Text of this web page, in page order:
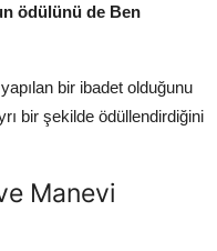
ödülünü de Ben
bir ibadet olduğunu
bir şekilde ödüllendirdiğini
Manevi